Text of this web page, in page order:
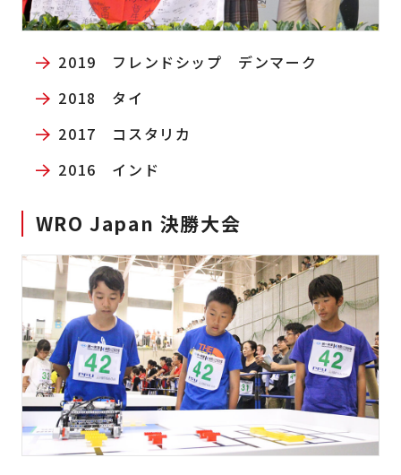
2019 フレンドシップ デンマーク
2018 タイ
2017 コスタリカ
2016 インド
WRO Japan 決勝大会